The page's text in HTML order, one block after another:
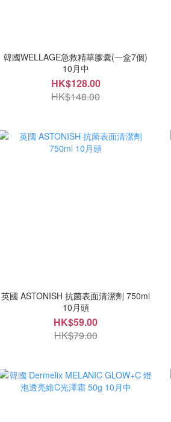
韓國WELLAGE急救精華膠囊(一盒7個)
10月中
HK$128.00
HK$148.00
英國 ASTONISH 抗菌表面清潔劑 750ml
10月頭
HK$59.00
HK$79.00